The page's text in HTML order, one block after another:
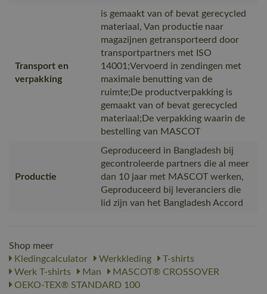
Transport en
verpakking
is gemaakt van of bevat gerecycled
materiaal, Van productie naar
magazijnen getransporteerd door
transportpartners met ISO
14001;Vervoerd in zendingen met
maximale benutting van de
ruimte;De productverpakking is
gemaakt van of bevat gerecycled
materiaal;De verpakking waarin de
bestelling van MASCOT
Productie
Geproduceerd in Bangladesh bij
gecontroleerde partners die al meer
dan 10 jaar met MASCOT werken,
Geproduceerd bij leveranciers die
lid zijn van het Bangladesh Accord
Shop meer
Kledingcalculator
Werkkleding
T-shirts
Werk T-shirts
Man
MASCOT® CROSSOVER
OEKO-TEX® STANDARD 100